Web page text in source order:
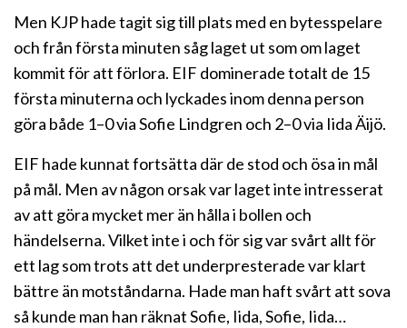
Men KJP hade tagit sig till plats med en bytesspelare
och från första minuten såg laget ut som om laget
kommit för att förlora. EIF dominerade totalt de 15
första minuterna och lyckades inom denna person
göra både 1–0 via Sofie Lindgren och 2–0 via Iida Äijö.
EIF hade kunnat fortsätta där de stod och ösa in mål
på mål. Men av någon orsak var laget inte intresserat
av att göra mycket mer än hålla i bollen och
händelserna. Vilket inte i och för sig var svårt allt för
ett lag som trots att det underpresterade var klart
bättre än motståndarna. Hade man haft svårt att sova
så kunde man han räknat Sofie, Iida, Sofie, Iida…